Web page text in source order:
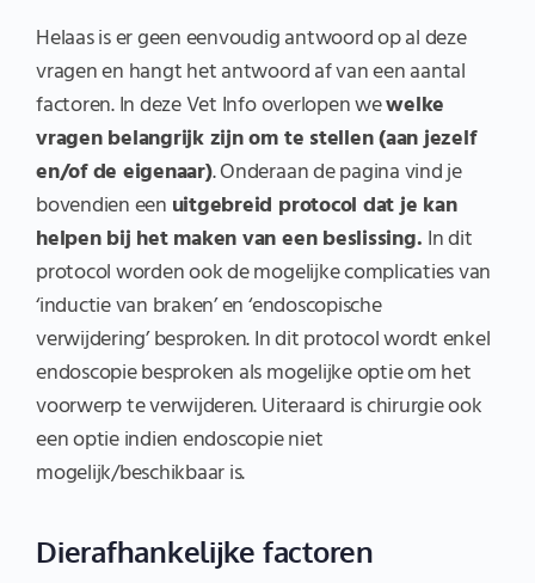
Helaas is er geen eenvoudig antwoord op al deze
vragen en hangt het antwoord af van een aantal
factoren. In deze Vet Info overlopen wewelke
vragen belangrijk zijn om te stellen (aan jezelf
en/of de eigenaar). Onderaan de pagina vind je
bovendien een uitgebreid protocol dat je kan
helpen bij het maken van een beslissing. In dit
protocol worden ook de mogelijke complicaties van
‘inductie van braken’ en ‘endoscopische
verwijdering’ besproken. In dit protocol wordt enkel
endoscopie besproken als mogelijke optie om het
voorwerp te verwijderen. Uiteraard is chirurgie ook
een optie indien endoscopie niet
mogelijk/beschikbaar is.
Dierafhankelijke factoren